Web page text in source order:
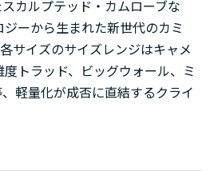
カルプテッド・カムローブな
ジーから生まれた新世代のカミ
サイズのサイズレンジはキャメ
トラッド、ビッグウォール、ミ
軽量化が成否に直結するクライ